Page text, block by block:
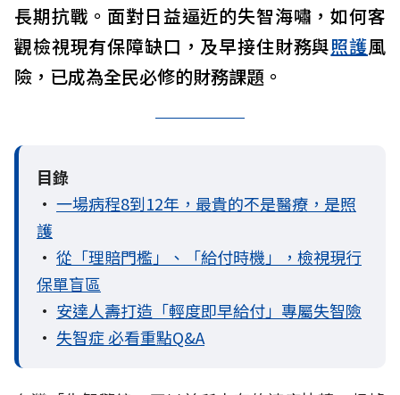
長期抗戰。面對日益逼近的失智海嘯，如何客
觀檢視現有保障缺口，及早接住財務與照護風
險，已成為全民必修的財務課題。
目錄
• 一場病程8到12年，最貴的不是醫療，是照
護
• 從「理賠門檻」、「給付時機」，檢視現行
保單盲區
• 安達人壽打造「輕度即早給付」專屬失智險
• 失智症 必看重點Q&A